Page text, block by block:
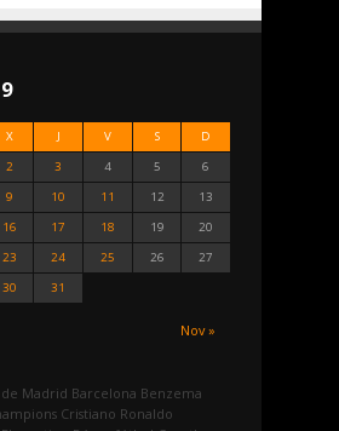
X J V S D
Nov »
2 3 4 5
6
9 10 11 12
13
16 17 18 19
20
23 24 25 26
27
30 31
Madrid Barcelona Benzema
Cristiano Ronaldo